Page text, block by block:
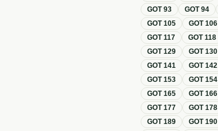
GOT93 GOT94
GOT105 GOT106
GOT117 GOT118
GOT129 GOT130
GOT141 GOT142
GOT153 GOT154
GOT165 GOT166
GOT177 GOT178
GOT189 GOT190